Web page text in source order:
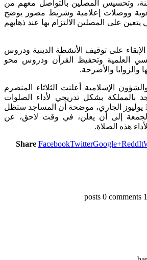
وتحسيس المصلين بالتواصل معهم من
ووصلات إعلامية وشريط مصور يوضح
يتعين على المصلين الالتزام بها عند ذهابهم
الإبقاء على توقيف الأنشطة الدينية ودروس
العلمية وتحفيظ القرآن ودروس محو
والزوايا والأضرحة.
الإسلامية أعلنت الثلاثاء المنصرم
بالمملكة بشكل تدريجي لأداء الصلوات
الخمس ابتداء من يوم 15 يوليوز الجاري، موضحة أن المساجد ستظل
الجمعة إلى أن يعلن، في وقت لاحق، عن
هذه الصلاة.
Share FacebookTwitterGoogle+ReddIt
0 comments